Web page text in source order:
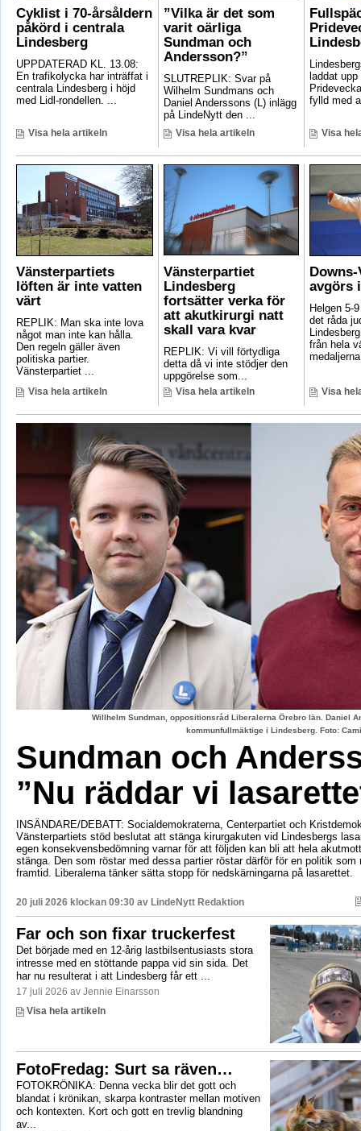
Cyklist i 70-årsåldern
påkörd i centrala
Lindesberg
UPPDATERAD KL. 13.08:
En trafikolycka har inträffat i
centrala Lindesberg i höjd
med Lidl-rondellen. ...
Visa hela artikeln
”Vilka är det som
varit oärliga
Sundman och
Andersson?”
SLUTREPLIK: Svar på
Wilhelm Sundmans och
Daniel Anderssons (L) inlägg
på LindeNytt den ...
Visa hela artikeln
laddat
fylld med
Visa
Vänsterpartiets
löften är inte vatten
värt
REPLIK: Man ska inte lova
något man inte kan hålla.
Den regeln gäller även
politiska partier.
Vänsterpartiet ...
Visa hela artikeln
Vänsterpartiet
Lindesberg
fortsätter verka för
att akutkirurgi natt
skall vara kvar
REPLIK: Vi vill förtydliga
detta då vi inte stödjer den
uppgörelse som...
Visa hela artikeln
avgörs
Helgen 5-
det råda
från hela
Visa
Willhelm Sundman, oppositionsråd Liberalerna Örebro län. Daniel
kommunfullmäktige i Lindesberg. Foto:
Sundman och
”Nu räddar vi
INSÄNDARE/DEBATT: Socialdemokraterna, Centerpartiet och
Vänsterpartiets stöd beslutat att stänga kirurgakuten vid Lindesbergs
egen konsekvensbedömning varnar för att följden kan bli att hela
stänga. Den som röstar med dessa partier röstar därför för en politik som
framtid. Liberalerna tänker sätta stopp för nedskärningarna på lasarettet.
20 juli 2026 klockan 09:30 av LindeNytt Redaktion
Far och son fixar truckerfest
Det började med en 12-årig lastbilsentusiasts stora
intresse med en stöttande pappa vid sin sida. Det
har nu resulterat i att Lindesberg får ett ...
17 juli 2026 av Jennie Einarsson
Visa hela artikeln
FotoFredag: Surt sa räven…
FOTOKRÖNIKA: Denna vecka blir det gott och
blandat i krönikan, skarpa kontraster mellan motiven
och kontexten. Kort och gott en trevlig blandning
av...